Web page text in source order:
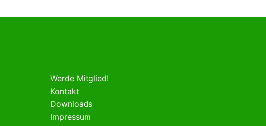
Werde Mitglied!
Kontakt
Downloads
Impressum